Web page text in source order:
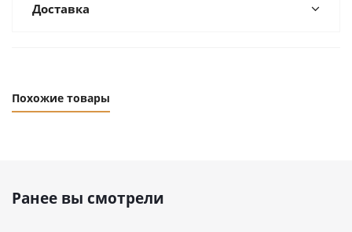
Доставка
Похожие товары
Ранее вы смотрели